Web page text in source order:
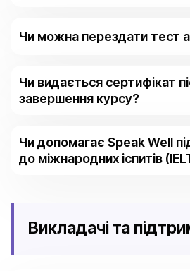
Чи можна перездати тест
Чи видається сертифікат
завершення курсу?
Чи допомагає Speak Well
до міжнародних іспитів
Викладачі та